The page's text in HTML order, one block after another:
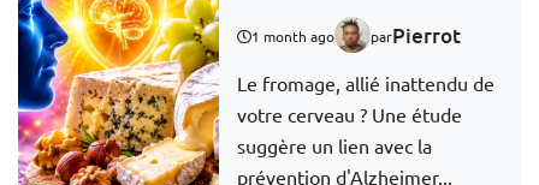
1 month ago parPierrot
Le fromage, allié inattendu de
votre cerveau ? Une étude
suggère un lien avec la
prévention d'Alzheimer...